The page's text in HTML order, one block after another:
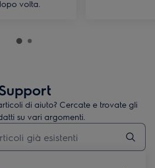
volta.
di aiuto? Cercate e trovate gli
su vari argomenti.
gli articoli di assistenza